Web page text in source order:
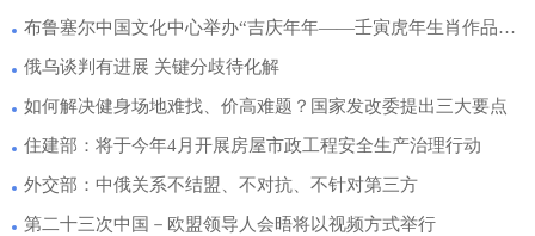
布鲁塞尔中国文化中心举办“吉庆年年——壬寅虎年生肖作品展”
俄乌谈判有进展 关键分歧待化解
如何解决健身场地难找、价高难题？国家发改委提出三大要点
住建部：将于今年4月开展房屋市政工程安全生产治理行动
外交部：中俄关系不结盟、不对抗、不针对第三方
第二十三次中国－欧盟领导人会晤将以视频方式举行